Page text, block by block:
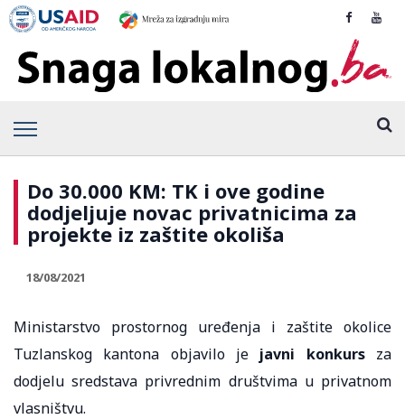
Do 30.000 KM: TK i ove godine
dodjeljuje novac privatnicima za
projekte iz zaštite okoliša
18/08/2021
Ministarstvo prostornog uređenja i zaštite okolice
Tuzlanskog kantona objavilo je javni konkursza
dodjelu sredstava privrednim društvima u privatnom
vlasništvu.